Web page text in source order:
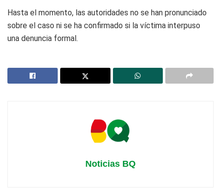
Hasta el momento, las autoridades no se han pronunciado
sobre el caso ni se ha confirmado si la víctima interpuso
una denuncia formal.
Noticias BQ